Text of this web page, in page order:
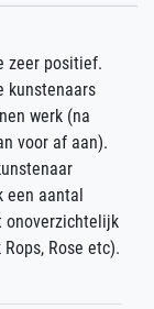
(na
aan).
etc).